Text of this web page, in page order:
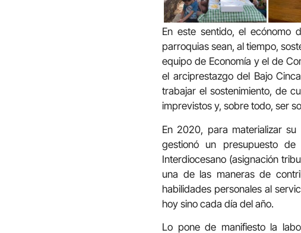
En este sentido, el ecónomo
parroquias sean, al tiempo,
equipo de Economía y el de
el arciprestazgo del Bajo
trabajar el sostenimiento, de
imprevistos y, sobre todo, ser
En 2020, para materializar
gestionó un presupuesto de
Interdiocesano (asignación
una de las maneras de
habilidades personales al
hoy sino cada día del año.
Lo pone de manifiesto la